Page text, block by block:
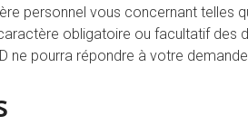
personnel vous concernant telles
obligatoire ou facultatif des
ne pourra répondre à votre